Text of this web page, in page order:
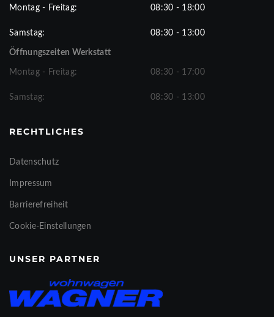
Montag - Freitag: 08:30 - 18:00
Samstag: 08:30 - 13:00
Öffnungszeiten Werkstatt
Montag - Freitag: 08:30 - 17:00
Samstag: 08:30 - 13:00
RECHTLICHES
Datenschutz
Impressum
Barrierefreiheit
Cookie-Einstellungen
UNSER PARTNER